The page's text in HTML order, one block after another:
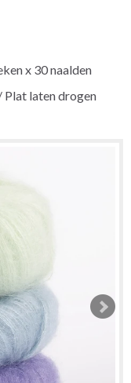
x 30 naalden
Plat laten drogen